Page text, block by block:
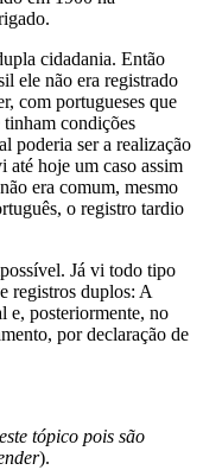
cidadania. Então
ele não era registrado
com portugueses que
tinham condições
poderia ser a realização
até hoje um caso assim
era comum, mesmo
o registro tardio
Já vi todo tipo
registros duplos: A
e, posteriormente, no
por declaração de
tópico pois são
).